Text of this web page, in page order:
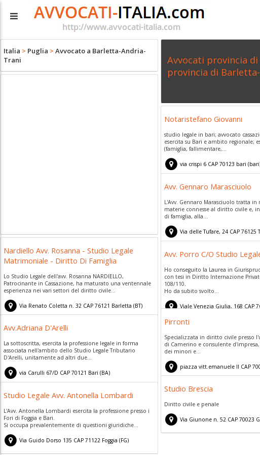
Italia > Puglia >Avvocato a Barletta-Andria-
Trani
Avvocati provincia
provincia di
Notaristefano Giovanni
studio legale in bari; avvocato
esercita su Bari e ambito regionale;
(famiglia, fallimentare,...
via crispi 6CAP 70123 bari (
Avv. Gennaro Marasciuolo
L'Avv. Gennaro Marasciuolo tratta
materie connesse al diritto civile e,
di famiglia, alla...
Via delle Tufare, 24CAP 76125
Nardiello Avv. Rosanna - Studio Legale
Matrimoniale - Diritto Di Famiglia
Lo Studio Legale dell'avv. Rosanna NARDIELLO,
Patrocinante in Cassazione, ha maturato una ventennale
esperienza nei vari settori del diritto civile...
Via Renato Coletta n. 32CAP 76121 Barletta (BT)
Avv. Porro C/O Studio
Ho conseguito la Laurea in
con tesi in Diritto Internazione
108/110.
Ho da subito svolto...
Viale Venezia Giulia, 168 CAP
Pirronti
Specializzata in diritto civile presso
di Camerino e consulente
dei minori e...
piazza vitt.emanuele II CAP
Avv.Adriana D'Arelli
La sottoscritta, esercita la professione legale in forma
associata nell'ambito dello Studio Legale Tributario
D'Arelli, unitamente ad altri due...
via Carulli 67/D CAP 70121 Bari (BA)
Studio Brescia
Diritto civile e penale
Via Giunone n. 52CAP 70023
Studio Legale Avv. Antonella Lombardi
L'Avv. Antonella Lombardi esercita la professione presso i
Fori di Foggia e Bari.
Si occupa prevalentemente di questioni giuridiche...
Via Guido Dorso 135 CAP 71122 Foggia (FG)